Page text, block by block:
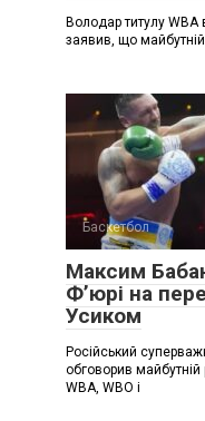
Володар титулу WBA
заявив, що
Баскетбол
Максим
Ф’юрі на
Усиком
Російський
обговорив
WBA, WBO і